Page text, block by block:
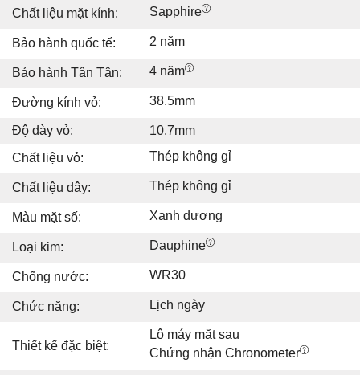
Chất liệu mặt kính: Sapphire
Bảo hành quốc tế: 2 năm
Bảo hành Tân Tân: 4 năm
Đường kính vỏ: 38.5mm
Độ dày vỏ:
10.7mm
Chất liệu vỏ:
Thép không gỉ
Chất liệu dây: Thép không gỉ
Màu mặt số: Xanh dương
Loại kim: Dauphine
Chống nước: WR30
Chức năng: Lịch ngày
Thiết kế đặc biệt:
Lộ máy mặt sau
Chứng nhận Chronometer